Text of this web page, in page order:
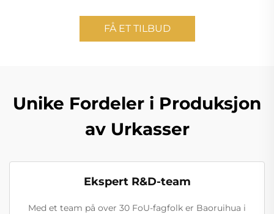
FÅ ET TILBUD
Unike Fordeler i Produksjon
av Urkasser
Ekspert R&D-team
Med et team på over 30 FoU-fagfolk er Baoruihua i